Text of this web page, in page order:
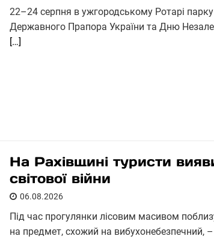
22–24 серпня в ужгородському Ротарі
Державного Прапора України та Дню
[…]
На Рахівщині туристи
світової війни
06.08.2026
Під час прогулянки лісовим масивом
на предмет, схожий на